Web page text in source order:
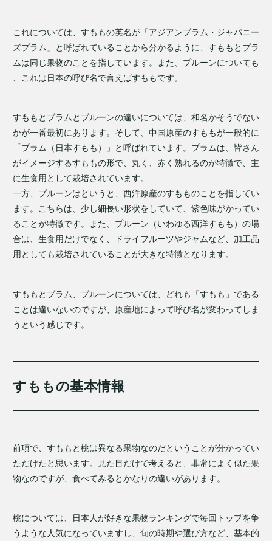
これについては、すももの英名が「アジアンプラム・ジャパニー
ズプラム」と呼ばれていることから分かるように、すももとプラ
ムは同じ果物のことを指しています。また、プルーンについても
、これは日本の呼び名で言えばすももです。
すももとプラムとプルーンの違いについては、和名かそうでない
かが一番最初にあります。そして、中国原産のすももが一般的に
「プラム（日本すもも）」と呼ばれています。プラムは、皆さん
がイメージするすももの形で、丸く、赤く熟れるのが特徴で、主
に生食用として栽培されています。
一方、プルーンはというと、西洋原産のすもものことを指してい
ます。こちらは、少し細長い形状をしていて、紫色味がかってい
ることが特徴です。また、プルーン（いわゆる西洋すもも）の場
合は、生食用だけでなく、ドライフルーツやジャムなど、加工品
用としても栽培されていることが大きな特徴となります。
すももとプラム、プルーンについては、どれも「すもも」である
ことは違いないのですが、原産地によって呼び名が変わってしま
うという感じです。
すももの基本情報
前項で、すももと桃は異なる果物なのだということが分かってい
ただけたと思います。見た目だけで考えると、非常によく似た果
物なのですが、食べてみるとかなりの違いがあります。
桃については、日本人が好きな果物ランキングで毎回トップを争
うような人気になっていますし、旬の時期や選び方など、基本的